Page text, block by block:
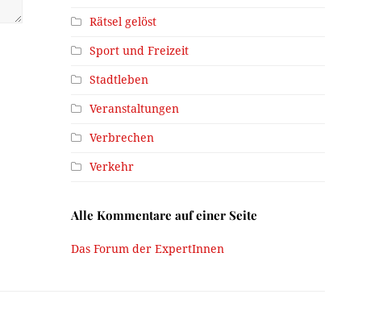
Rätsel gelöst
Sport und Freizeit
Stadtleben
Veranstaltungen
Verbrechen
Verkehr
Alle Kommentare auf einer Seite
Das Forum der ExpertInnen